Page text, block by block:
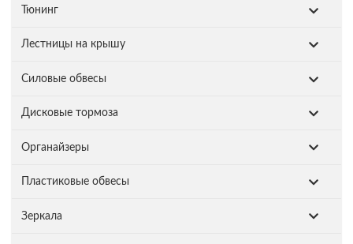
Тюнинг
Лестницы на крышу
Силовые обвесы
Дисковые тормоза
Органайзеры
Пластиковые обвесы
Зеркала